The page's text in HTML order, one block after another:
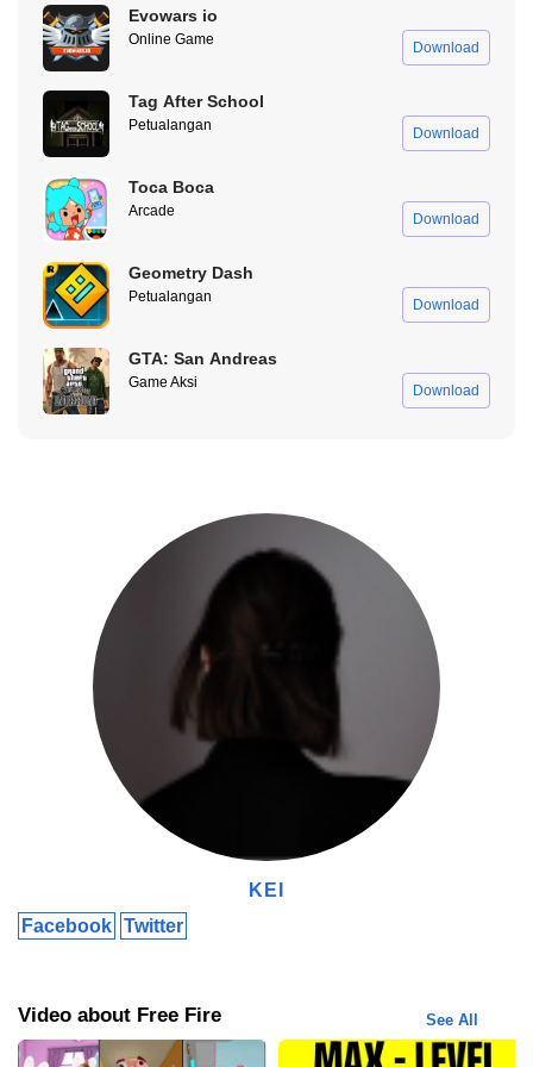
TKNSG2WINDAH – Hadiah Token SG2
X5HCV6PVGHH3 – Hadiah Token SG2
TKNBUNDLEGYC – Pramuka Token
4AZYG8SZ1FJ6 – 3x Incubator Voucher Jun Exp
Gimana Caranya Klaim Kode Redeem FF SG2?
Selanjutnya, Kei bakal jelasin ke sobat gimana caranya buat klaim
redeem
FF SG2 1 menit yang lalu ini. Bagi yang masih
bingung, Kei akan coba untuk menjelaskan secara rinci dan
mudah buat dipahami, ya.
Buka Situs Reward FF
Pertama-tama, sobat harus buka situs Reward FF dengan
domainhttps://reward.ff.garena.com/id
domainya, karena kalau salah satu huruf aja, sobat udah pasti
Login Akun
Evowars io
Online Game Download
Tag After School
Petualangan Download
Toca Boca
Arcade Download
Geometry Dash
Petualangan Download
GTA: San Andreas
Game Aksi Download
KEI
Facebook Twitter
Video about Free Fire See All